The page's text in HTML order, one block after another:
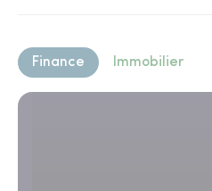
Finance Immobilier